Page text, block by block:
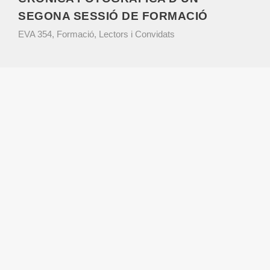
SEGONA SESSIÓ DE FORMACIÓ
EVA 354, Formació, Lectors i Convidats